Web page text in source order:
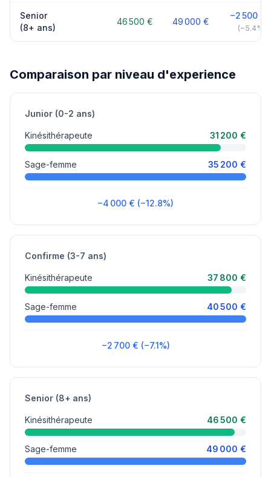
Senior
(8+ ans)
46 500 € 49 000 €
−2 500 €
(−5.4%)
Comparaison par niveau d'experience
Junior (0-2 ans)
Kinésithérapeute 31 200 €
Sage-femme 35 200 €
−4 000 € (−12.8%)
Confirme (3-7 ans)
Kinésithérapeute 37 800 €
Sage-femme 40 500 €
−2 700 € (−7.1%)
Senior (8+ ans)
Kinésithérapeute 46 500 €
Sage-femme 49 000 €